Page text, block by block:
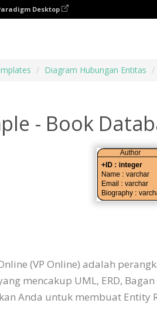
Desktop
Diagram Hubungan Entitas
- Book
(VP Online) adalah
mencakup UML, ERD,
Anda untuk membuat Entity